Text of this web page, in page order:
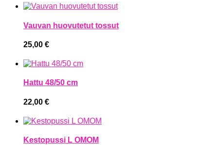
Vauvan huovutetut tossut
25,00 €
Hattu 48/50 cm
22,00 €
Kestopussi L OMOM